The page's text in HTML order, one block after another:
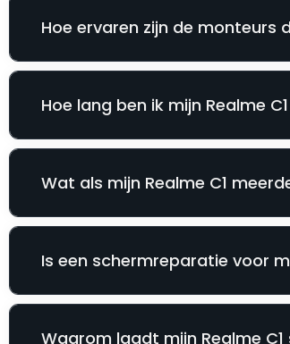
Hoe ervaren zijn de monteurs
Hoe lang ben ik mijn Realme
Wat als mijn Realme C1
Is een schermreparatie voor
Waarom laadt mijn Realme